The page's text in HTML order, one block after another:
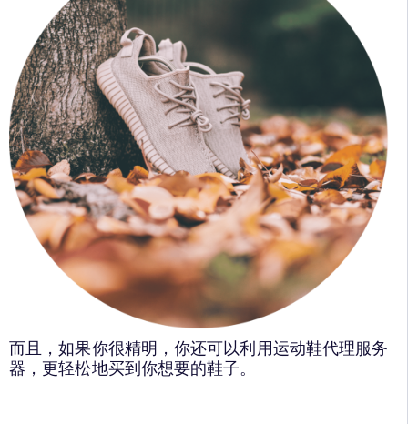
而且，如果你很精明，你还可以利用运动鞋代理服务
器，更轻松地买到你想要的鞋子。